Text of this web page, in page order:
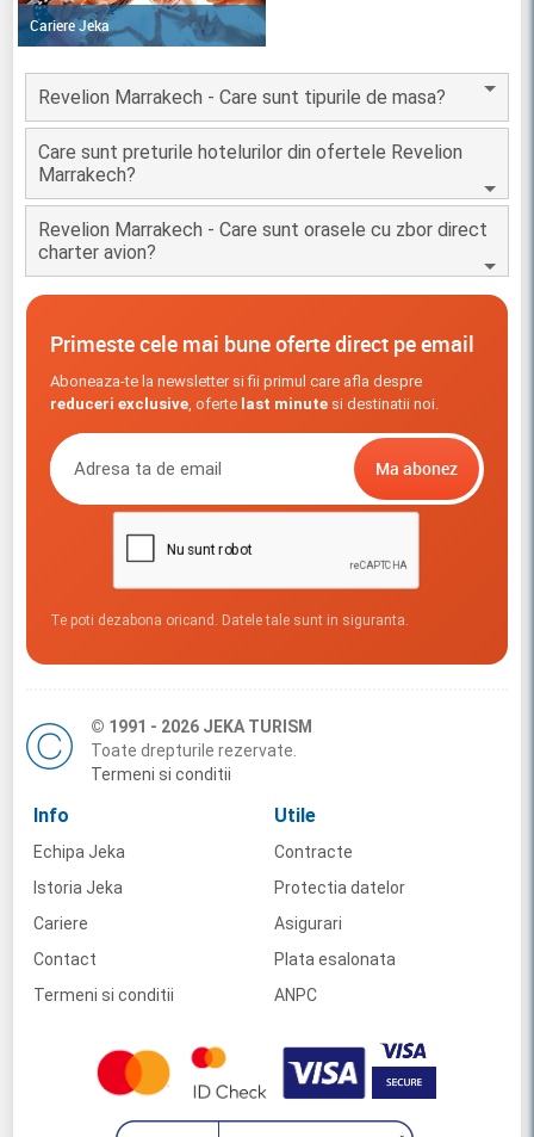
Cariere Jeka
Revelion Marrakech - Care sunt tipurile de masa?
Care sunt preturile hotelurilor din ofertele Revelion
Marrakech?
Revelion Marrakech - Care sunt orasele cu zbor direct
charter avion?
Primeste cele mai bune oferte direct pe email
Aboneaza-te la newsletter si fii primul care afla despre
reduceri exclusive, oferte last minutesi destinatii noi.
Te poti dezabona oricand. Datele tale sunt in siguranta.
© 1991 - 2026 JEKA TURISM
Toate drepturile rezervate.
Termeni si conditii
Info
Echipa Jeka
Istoria Jeka
Cariere
Contact
Termeni si conditii
Utile
Contracte
Protectia datelor
Asigurari
Plata esalonata
ANPC